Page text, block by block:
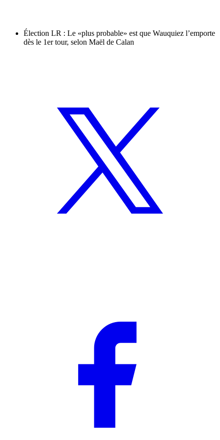
Élection LR : Le «plus probable» est que Wauquiez l’emporte
dès le 1er tour, selon Maël de Calan